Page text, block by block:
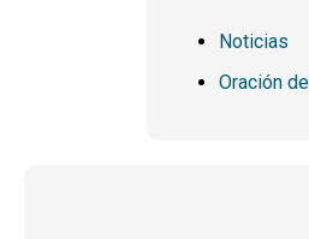
Noticias
Oración